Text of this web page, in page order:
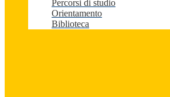
Percorsi di studio
Orientamento
Biblioteca